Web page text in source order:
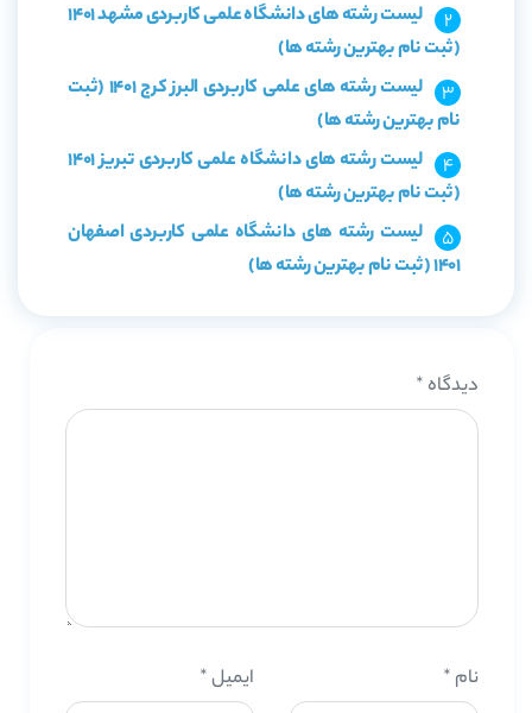
لیست رشته های دانشگاه علمی کاربردی مشهد 1401
(ثبت نام بهترین رشته ها)
لیست رشته های علمی کاربردی البرز کرج 1401 (ثبت
نام بهترین رشته ها)
لیست رشته های دانشگاه علمی کاربردی تبریز 1401
(ثبت نام بهترین رشته ها)
لیست رشته های دانشگاه علمی کاربردی اصفهان
1401 (ثبت نام بهترین رشته ها)
دیدگاه *
نام * ایمیل*